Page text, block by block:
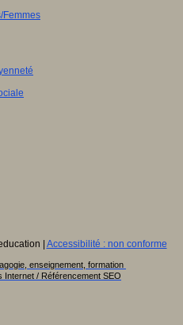
Femmes
| Accessibilité : non conforme
enseignement, formation
Internet / Référencement SEO